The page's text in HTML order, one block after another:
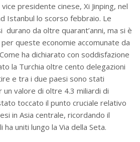
presidente cinese, Xi Jinping, nel
Istanbul lo scorso febbraio. Le
durano da oltre quarant’anni, ma si è
queste economie accomunate da
ha dichiarato con soddisfazione
la Turchia oltre cento delegazioni
e tra i due paesi sono stati
valore di oltre 4.3 miliardi di
toccato il punto cruciale relativo
in Asia centrale, ricordando il
uniti lungo la Via della Seta.